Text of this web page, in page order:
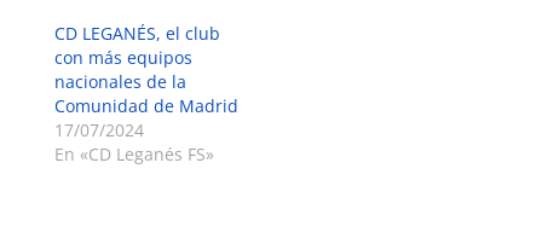
CD LEGANÉS, el club
con más equipos
nacionales de la
Comunidad de Madrid
17/07/2024
En «CD Leganés FS»